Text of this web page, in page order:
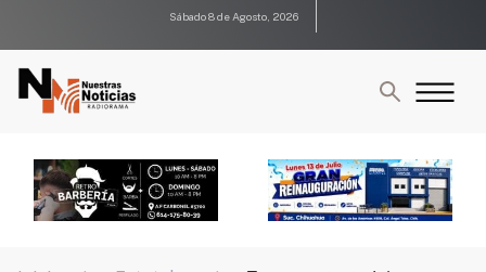
Sábado 8 de Agosto, 2026